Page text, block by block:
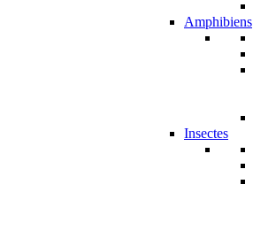
Amphibiens
Insectes